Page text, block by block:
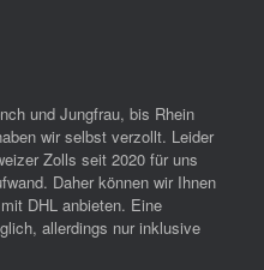
und Jungfrau, bis Rhein
wir selbst verzollt. Leider
Zolls seit 2020 für uns
Daher können wir Ihnen
DHL anbieten. Eine
allerdings nur inklusive